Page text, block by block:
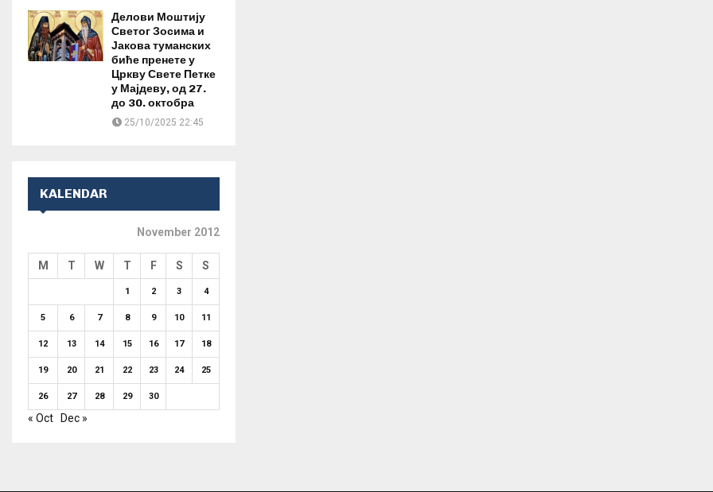
Делови Моштију
Светог Зосима и
Јакова туманских
биће пренете у
Цркву Свете Петке
у Мајдеву, од 27.
до 30. октобра
25/10/2025 22:45
KALENDAR
November 2012
M T W T F S S
1 2 3 4
5 6 7 8 9 10 11
12 13 14 15 16 17 18
19 20 21 22 23 24 25
26 27 28 29 30
« Oct Dec »